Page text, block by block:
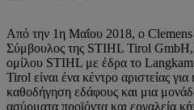
Από την 1η Μαΐου 2018, ο Clemens
Σύμβουλος της STIHL Tirol GmbH,
ομίλου STIHL με έδρα το
Tirol είναι ένα κέντρο αριστείας
καθοδήγηση εδάφους και μια
ασύρματα προϊόντα και εργαλεία